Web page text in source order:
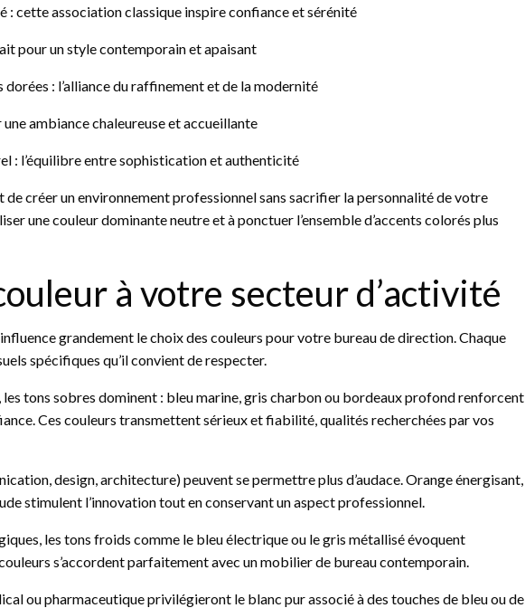
: cette association classique inspire confiance et sérénité
pour un style contemporain et apaisant
: l’alliance du raffinement et de la modernité
ambiance chaleureuse et accueillante
: l’équilibre entre sophistication et authenticité
créer un environnement professionnel sans sacrifier la personnalité de votre
une couleur dominante neutre et à ponctuer l’ensemble d’accents colorés plus
à votre secteur d’activité
grandement le choix des couleurs pour votre bureau de direction. Chaque
spécifiques qu’il convient de respecter.
les tons sobres dominent : bleu marine, gris charbon ou bordeaux profond renforcent
Ces couleurs transmettent sérieux et fiabilité, qualités recherchées par vos
design, architecture) peuvent se permettre plus d’audace. Orange énergisant,
stimulent l’innovation tout en conservant un aspect professionnel.
les tons froids comme le bleu électrique ou le gris métallisé évoquent
s’accordent parfaitement avec un mobilier de bureau contemporain.
ou pharmaceutique privilégieront le blanc pur associé à des touches de bleu ou de